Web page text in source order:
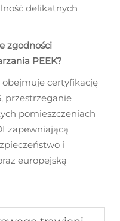
delikatnych
zgodności
PEEK?
obejmuje certyfikację
przestrzeganie
pomieszczeniach
zapewniającą
i
europejską